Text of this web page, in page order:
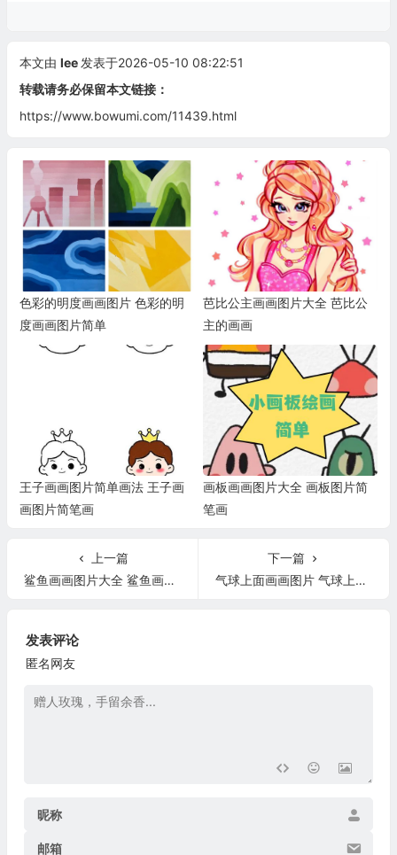
本文由 lee 发表于2026-05-10 08:22:51
转载请务必保留本文链接：
https://www.bowumi.com/11439.html
色彩的明度画画图片 色彩的明
度画画图片简单
芭比公主画画图片大全 芭比公
主的画画
王子画画图片简单画法 王子画
画图片简笔画
画板画画图片大全 画板图片简
笔画
上一篇
鲨鱼画画图片大全 鲨鱼画画图片大全集
下一篇
气球上面画画图片 气球上面画画图片怎么画
发表评论
匿名网友
昵称
邮箱